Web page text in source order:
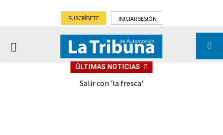
SUSCRÍBETE INICIAR SESIÓN
PRIMARY
ÚLTIMAS NOTICIAS
Salir con 'la fresca'